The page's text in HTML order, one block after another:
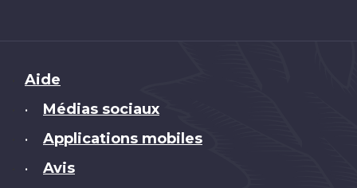
Brand
Aide
• Médias sociaux
• Applications mobiles
• Avis